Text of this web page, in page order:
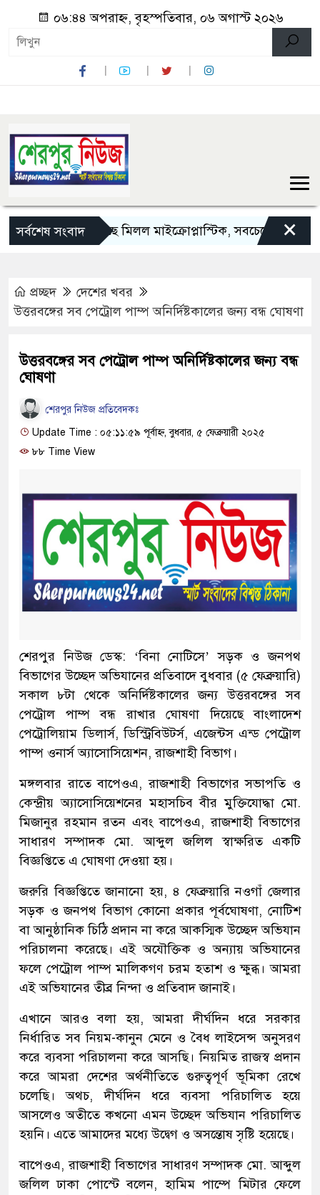
০৬:৪৪ অপরাহ্ন, বৃহস্পতিবার, ০৬ অগাস্ট ২০২৬
সর্বশেষ সংবাদ
পাঁচ দেশি মাছে মিলল মাইক্রোপ্লাস্টিক, সবচেয়ে বেশি কই মাছে
×
প্রচ্ছদ
দেশের খবর
উত্তরবঙ্গের সব পেট্রোল পাম্প অনির্দিষ্টকালের জন্য বন্ধ ঘোষণা
উত্তরবঙ্গের সব পেট্রোল পাম্প অনির্দিষ্টকালের জন্য বন্ধ
ঘোষণা
শেরপুর নিউজ প্রতিবেদকঃ
Update Time : ০৫:১১:৫৯ পূর্বাহ্ন, বুধবার, ৫ ফেব্রুয়ারী ২০২৫
৮৮ Time View
শেরপুর নিউজ ডেস্ক: ‘বিনা নোটিসে’ সড়ক ও জনপথ
বিভাগের উচ্ছেদ অভিযানের প্রতিবাদে বুধবার (৫ ফেব্রুয়ারি)
সকাল ৮টা থেকে অনির্দিষ্টকালের জন্য উত্তরবঙ্গের সব
পেট্রোল পাম্প বন্ধ রাখার ঘোষণা দিয়েছে বাংলাদেশ
পেট্রোলিয়াম ডিলার্স, ডিস্ট্রিবিউটর্স, এজেন্টস এন্ড পেট্রোল
পাম্প ওনার্স অ্যাসোসিয়েশন, রাজশাহী বিভাগ।
মঙ্গলবার রাতে বাপেওএ, রাজশাহী বিভাগের সভাপতি ও
কেন্দ্রীয় অ্যাসোসিয়েশনের মহাসচিব বীর মুক্তিযোদ্ধা মো.
মিজানুর রহমান রতন এবং বাপেওএ, রাজশাহী বিভাগের
সাধারণ সম্পাদক মো. আব্দুল জলিল স্বাক্ষরিত একটি
বিজ্ঞপ্তিতে এ ঘোষণা দেওয়া হয়।
জরুরি বিজ্ঞপ্তিতে জানানো হয়, ৪ ফেব্রুয়ারি নওগাঁ জেলার
সড়ক ও জনপথ বিভাগ কোনো প্রকার পূর্বঘোষণা, নোটিশ
বা আনুষ্ঠানিক চিঠি প্রদান না করে আকস্মিক উচ্ছেদ অভিযান
পরিচালনা করেছে। এই অযৌক্তিক ও অন্যায় অভিযানের
ফলে পেট্রোল পাম্প মালিকগণ চরম হতাশ ও ক্ষুব্ধ। আমরা
এই অভিযানের তীব্র নিন্দা ও প্রতিবাদ জানাই।
এখানে আরও বলা হয়, আমরা দীর্ঘদিন ধরে সরকার
নির্ধারিত সব নিয়ম-কানুন মেনে ও বৈধ লাইসেন্স অনুসরণ
করে ব্যবসা পরিচালনা করে আসছি। নিয়মিত রাজস্ব প্রদান
করে আমরা দেশের অর্থনীতিতে গুরুত্বপূর্ণ ভূমিকা রেখে
চলেছি। অথচ, দীর্ঘদিন ধরে ব্যবসা পরিচালিত হয়ে
আসলেও অতীতে কখনো এমন উচ্ছেদ অভিযান পরিচালিত
হয়নি। এতে আমাদের মধ্যে উদ্বেগ ও অসন্তোষ সৃষ্টি হয়েছে।
বাপেওএ, রাজশাহী বিভাগের সাধারণ সম্পাদক মো. আব্দুল
জলিল ঢাকা পোস্টে বলেন, হামিম পাম্পে মিটার ফেলে